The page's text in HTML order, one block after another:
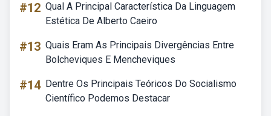
#12 Qual A Principal Característica Da Linguagem
Estética De Alberto Caeiro
#13 Quais Eram As Principais Divergências Entre
Bolcheviques E Mencheviques
#14 Dentre Os Principais Teóricos Do Socialismo
Científico Podemos Destacar